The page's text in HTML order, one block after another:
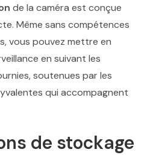
de la caméra est conçue
Même sans compétences
vous pouvez mettre en
en suivant les
soutenues par les
qui accompagnent
de stockage